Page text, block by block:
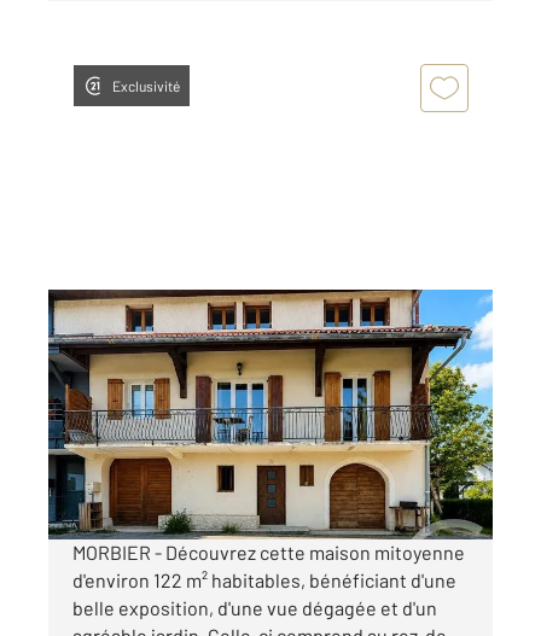
Exclusivité
MORBIER 39
122,10 m2, 4 pièces
Ref : 10014
Maison à vendre
295 000 €
Visiter le site dédié
MORBIER - Découvrez cette maison mitoyenne
d'environ 122 m² habitables, bénéficiant d'une
belle exposition, d'une vue dégagée et d'un